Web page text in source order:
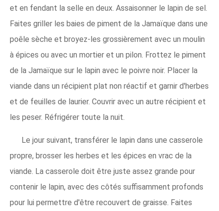
et en fendant la selle en deux. Assaisonner le lapin de sel.
Faites griller les baies de piment de la Jamaïque dans une
poêle sèche et broyez-les grossièrement avec un moulin
à épices ou avec un mortier et un pilon. Frottez le piment
de la Jamaïque sur le lapin avec le poivre noir. Placer la
viande dans un récipient plat non réactif et garnir d'herbes
et de feuilles de laurier. Couvrir avec un autre récipient et
les peser. Réfrigérer toute la nuit.
Le jour suivant, transférer le lapin dans une casserole
propre, brosser les herbes et les épices en vrac de la
viande. La casserole doit être juste assez grande pour
contenir le lapin, avec des côtés suffisamment profonds
pour lui permettre d'être recouvert de graisse. Faites